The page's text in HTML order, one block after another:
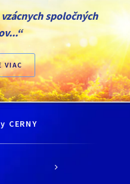
spoločných
VIAC
CERNY